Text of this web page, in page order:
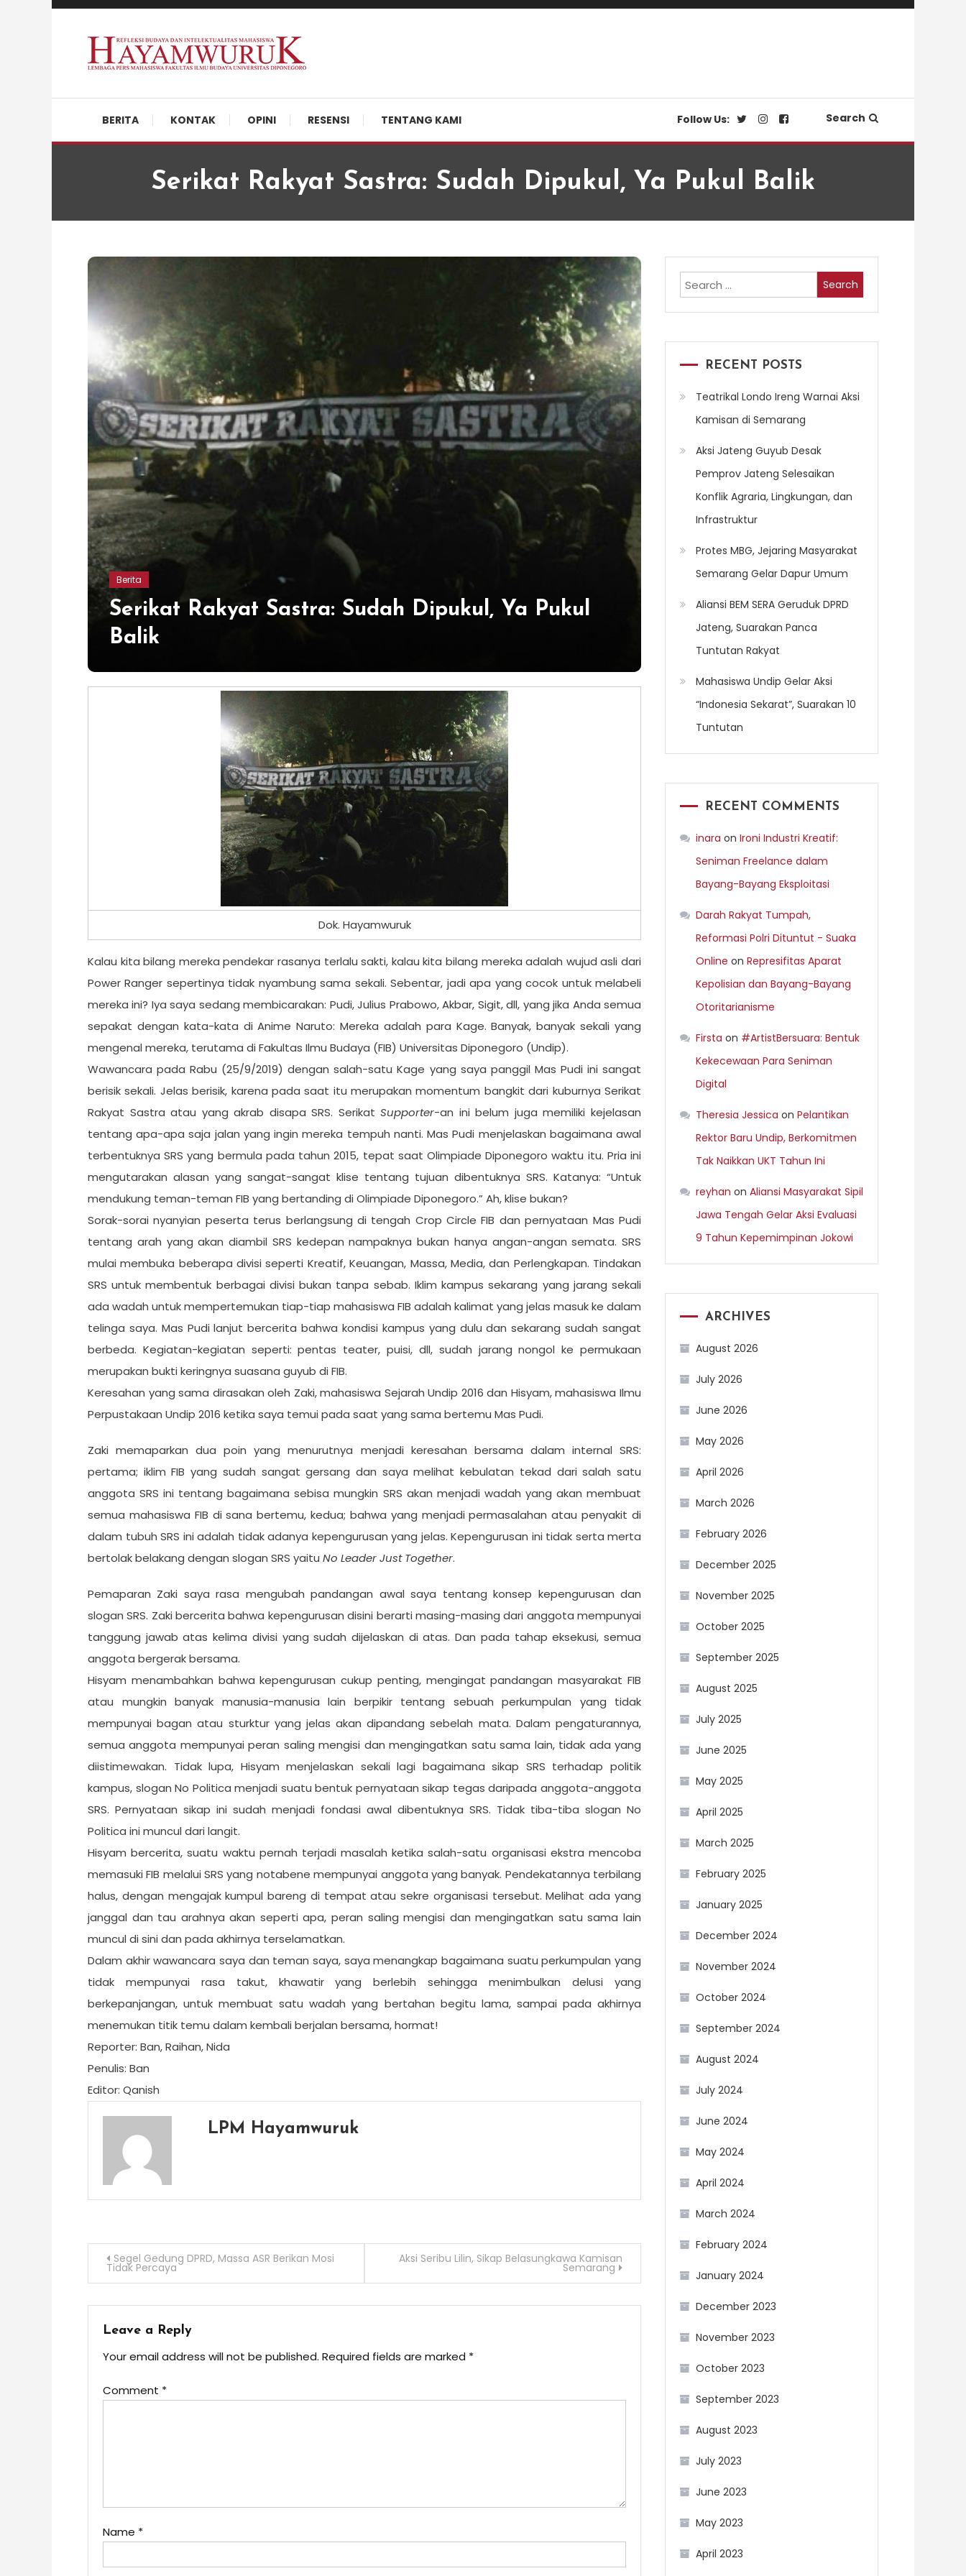
Skip
Content
BERITA KONTAK OPINI RESENSI TENTANG KAMI Follow Us: Search
Serikat Rakyat Sastra: Sudah Dipukul, Ya Pukul Balik
Berita
Serikat Rakyat Sastra: Sudah Dipukul, Ya Pukul
Balik
Dok. Hayamwuruk
Kalau kita bilang mereka pendekar rasanya terlalu sakti, kalau kita bilang mereka adalah wujud asli dari
Power Ranger sepertinya tidak nyambung sama sekali. Sebentar, jadi apa yang cocok untuk melabeli
mereka ini? Iya saya sedang membicarakan: Pudi, Julius Prabowo, Akbar, Sigit, dll, yang jika Anda semua
sepakat dengan kata-kata di Anime Naruto: Mereka adalah para Kage. Banyak, banyak sekali yang
mengenal mereka, terutama di Fakultas Ilmu Budaya (FIB) Universitas Diponegoro (Undip).
Wawancara pada Rabu (25/9/2019) dengan salah-satu Kage yang saya panggil Mas Pudi ini sangat
berisik sekali. Jelas berisik, karena pada saat itu merupakan momentum bangkit dari kuburnya Serikat
Rakyat Sastra atau yang akrab disapa SRS. SerikatSupporter-an ini belum juga memiliki kejelasan
tentang apa-apa saja jalan yang ingin mereka tempuh nanti. Mas Pudi menjelaskan bagaimana awal
terbentuknya SRS yang bermula pada tahun 2015, tepat saat Olimpiade Diponegoro waktu itu. Pria ini
mengutarakan alasan yang sangat-sangat klise tentang tujuan dibentuknya SRS. Katanya: “Untuk
mendukung teman-teman FIB yang bertanding di Olimpiade Diponegoro.” Ah, klise bukan?
Sorak-sorai nyanyian peserta terus berlangsung di tengah Crop Circle FIB dan pernyataan Mas Pudi
tentang arah yang akan diambil SRS kedepan nampaknya bukan hanya angan-angan semata. SRS
mulai membuka beberapa divisi seperti Kreatif, Keuangan, Massa, Media, dan Perlengkapan. Tindakan
SRS untuk membentuk berbagai divisi bukan tanpa sebab. Iklim kampus sekarang yang jarang sekali
ada wadah untuk mempertemukan tiap-tiap mahasiswa FIB adalah kalimat yang jelas masuk ke dalam
telinga saya. Mas Pudi lanjut bercerita bahwa kondisi kampus yang dulu dan sekarang sudah sangat
berbeda. Kegiatan-kegiatan seperti: pentas teater, puisi, dll, sudah jarang nongol ke permukaan
merupakan bukti keringnya suasana guyub di FIB.
Keresahan yang sama dirasakan oleh Zaki, mahasiswa Sejarah Undip 2016 dan Hisyam, mahasiswa Ilmu
Perpustakaan Undip 2016 ketika saya temui pada saat yang sama bertemu Mas Pudi.
Zaki memaparkan dua poin yang menurutnya menjadi keresahan bersama dalam internal SRS:
pertama; iklim FIB yang sudah sangat gersang dan saya melihat kebulatan tekad dari salah satu
anggota SRS ini tentang bagaimana sebisa mungkin SRS akan menjadi wadah yang akan membuat
semua mahasiswa FIB di sana bertemu, kedua; bahwa yang menjadi permasalahan atau penyakit di
dalam tubuh SRS ini adalah tidak adanya kepengurusan yang jelas. Kepengurusan ini tidak serta merta
bertolak belakang dengan slogan SRS yaitu No Leader Just Together.
Pemaparan Zaki saya rasa mengubah pandangan awal saya tentang konsep kepengurusan dan
slogan SRS. Zaki bercerita bahwa kepengurusan disini berarti masing-masing dari anggota mempunyai
tanggung jawab atas kelima divisi yang sudah dijelaskan di atas. Dan pada tahap eksekusi, semua
anggota bergerak bersama.
Hisyam menambahkan bahwa kepengurusan cukup penting, mengingat pandangan masyarakat FIB
atau mungkin banyak manusia-manusia lain berpikir tentang sebuah perkumpulan yang tidak
mempunyai bagan atau sturktur yang jelas akan dipandang sebelah mata. Dalam pengaturannya,
semua anggota mempunyai peran saling mengisi dan mengingatkan satu sama lain, tidak ada yang
diistimewakan. Tidak lupa, Hisyam menjelaskan sekali lagi bagaimana sikap SRS terhadap politik
kampus, slogan No Politica menjadi suatu bentuk pernyataan sikap tegas daripada anggota-anggota
SRS. Pernyataan sikap ini sudah menjadi fondasi awal dibentuknya SRS. Tidak tiba-tiba slogan No
Politica ini muncul dari langit.
Hisyam bercerita, suatu waktu pernah terjadi masalah ketika salah-satu organisasi ekstra mencoba
memasuki FIB melalui SRS yang notabene mempunyai anggota yang banyak. Pendekatannya terbilang
halus, dengan mengajak kumpul bareng di tempat atau sekre organisasi tersebut. Melihat ada yang
janggal dan tau arahnya akan seperti apa, peran saling mengisi dan mengingatkan satu sama lain
muncul di sini dan pada akhirnya terselamatkan.
Dalam akhir wawancara saya dan teman saya, saya menangkap bagaimana suatu perkumpulan yang
tidak mempunyai rasa takut, khawatir yang berlebih sehingga menimbulkan delusi yang
berkepanjangan, untuk membuat satu wadah yang bertahan begitu lama, sampai pada akhirnya
menemukan titik temu dalam kembali berjalan bersama, hormat!
Reporter: Ban, Raihan, Nida
Penulis: Ban
Editor: Qanish
LPM Hayamwuruk
Post
navigation
Segel Gedung DPRD, Massa ASR Berikan Mosi
Tidak Percaya
Aksi Seribu Lilin, Sikap Belasungkawa Kamisan
Semarang
Leave a Reply
Your email address will not be published. Required fields are marked *
Comment *
Name *
Search
for:
RECENT POSTS
Teatrikal Londo Ireng Warnai Aksi
Kamisan di Semarang
Aksi Jateng Guyub Desak
Pemprov Jateng Selesaikan
Konflik Agraria, Lingkungan, dan
Infrastruktur
Protes MBG, Jejaring Masyarakat
Semarang Gelar Dapur Umum
Aliansi BEM SERA Geruduk DPRD
Jateng, Suarakan Panca
Tuntutan Rakyat
Mahasiswa Undip Gelar Aksi
“Indonesia Sekarat”, Suarakan 10
Tuntutan
RECENT COMMENTS
inara on Ironi Industri Kreatif:
Seniman Freelance dalam
Bayang-Bayang Eksploitasi
Darah Rakyat Tumpah,
Reformasi Polri Dituntut - Suaka
Online on Represifitas Aparat
Kepolisian dan Bayang-Bayang
Otoritarianisme
Firsta on #ArtistBersuara: Bentuk
Kekecewaan Para Seniman
Digital
Theresia Jessica on Pelantikan
Rektor Baru Undip, Berkomitmen
Tak Naikkan UKT Tahun Ini
reyhan on Aliansi Masyarakat Sipil
Jawa Tengah Gelar Aksi Evaluasi
9 Tahun Kepemimpinan Jokowi
ARCHIVES
August 2026
July 2026
June 2026
May 2026
April 2026
March 2026
February 2026
December 2025
November 2025
October 2025
September 2025
August 2025
July 2025
June 2025
May 2025
April 2025
March 2025
February 2025
January 2025
December 2024
November 2024
October 2024
September 2024
August 2024
July 2024
June 2024
May 2024
April 2024
March 2024
February 2024
January 2024
December 2023
November 2023
October 2023
September 2023
August 2023
July 2023
June 2023
May 2023
April 2023